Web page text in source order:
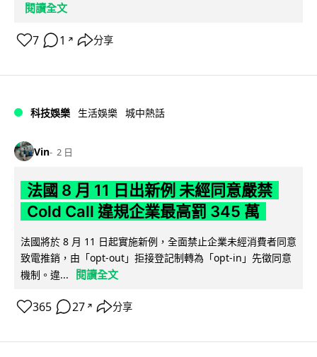
閱讀全文
7 1 ↗ 分享
科技娛樂 生活娛樂 城中熱話
Vin 2 日
法國 8 月 11 日出新例 未經同意嚴禁
Cold Call 違規企業最高罰 345 萬
法國將於 8 月 11 日起實施新例，全面禁止企業未經消費者同意
致電推銷，由「opt-out」拒接登記制轉為「opt-in」先徵同意
機制。違...
閱讀全文
365 27 ↗ 分享